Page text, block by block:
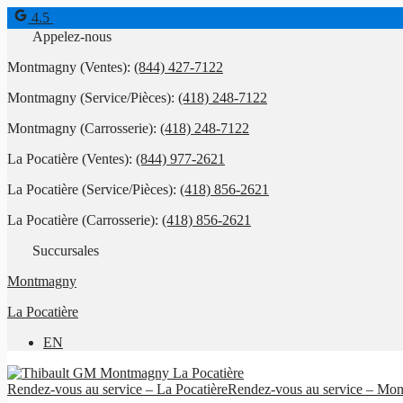
4.5
Appelez-nous
Montmagny (Ventes): (844) 427-7122
Montmagny (Service/Pièces): (418) 248-7122
Montmagny (Carrosserie): (418) 248-7122
La Pocatière (Ventes): (844) 977-2621
La Pocatière (Service/Pièces): (418) 856-2621
La Pocatière (Carrosserie): (418) 856-2621
Succursales
Montmagny
La Pocatière
EN
Rendez-vous au service – La PocatièreRendez-vous au service –